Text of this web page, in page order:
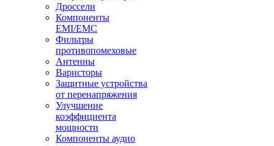
Дроссели
Компоненты
EMI/EMC
Фильтры
противопомеховые
Антенны
Варисторы
Защитные устройства
от перенапряжения
Улучшение
коэффициента
мощности
Компоненты аудио